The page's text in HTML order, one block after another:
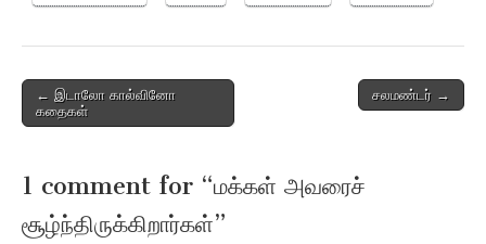
Post
navigation
← இடாலோ கால்வினோ
கதைகள்
சலமண்டர் →
1 comment for “மக்கள் அவரைச்
சூழ்ந்திருக்கிறார்கள்”